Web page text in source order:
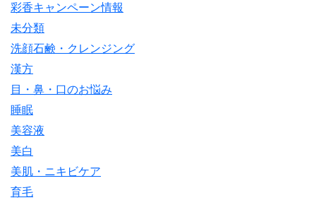
彩香キャンペーン情報
未分類
洗顔石鹸・クレンジング
漢方
目・鼻・口のお悩み
睡眠
美容液
美白
美肌・ニキビケア
育毛